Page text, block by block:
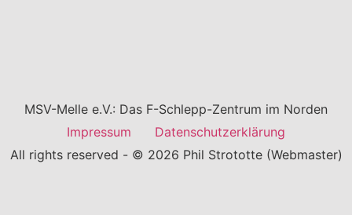
MSV-Melle e.V.: Das F-Schlepp-Zentrum im Norden
Impressum
Datenschutzerklärung
All rights reserved - © 2026 Phil Strototte (Webmaster)